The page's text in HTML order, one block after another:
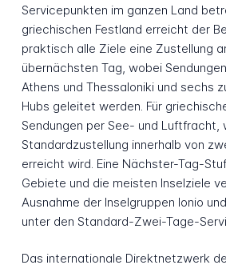
Servicepunkten im ganzen Land
griechischen Festland erreicht der
praktisch alle Ziele eine Zustellung
übernächsten Tag, wobei
Athens und Thessaloniki und sechs
Hubs geleitet werden. Für
Sendungen per See- und Luftfracht,
Standardzustellung innerhalb von
erreicht wird. Eine Nächster-Tag-
Gebiete und die meisten Inselziele
Ausnahme der Inselgruppen Ionio
unter den Standard-Zwei-Tage-
Das internationale Direktnetzwerk